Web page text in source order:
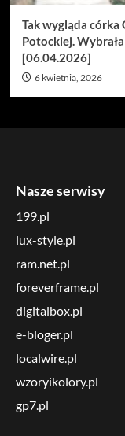
Tak wygląda córka
Potockiej.
[06.04.2026]
6 kwietnia, 2026
Nasze serwisy
199.pl
lux-style.pl
ram.net.pl
foreverframe.pl
digitalbox.pl
e-bloger.pl
localwire.pl
wzoryikolory.pl
gp7.pl